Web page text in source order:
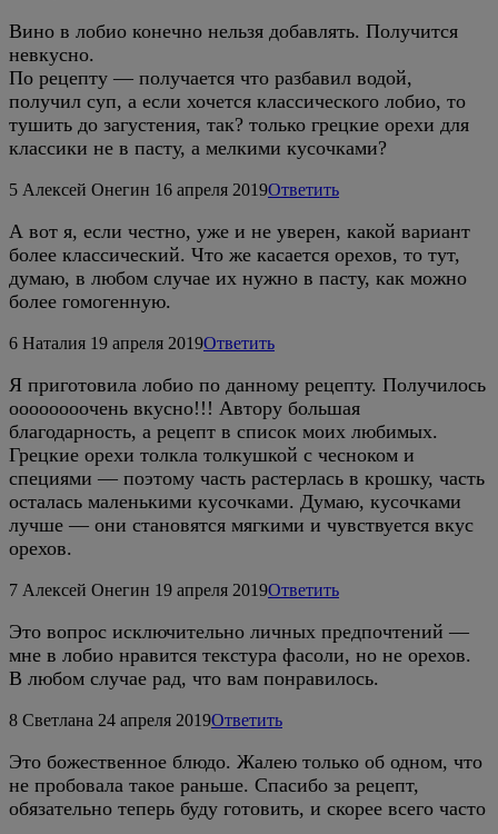
Вино в лобио конечно нельзя добавлять. Получится
невкусно.
По рецепту — получается что разбавил водой,
получил суп, а если хочется классического лобио, то
тушить до загустения, так? только грецкие орехи для
классики не в пасту, а мелкими кусочками?
5 Алексей Онегин 16 апреля 2019Ответить
А вот я, если честно, уже и не уверен, какой вариант
более классический. Что же касается орехов, то тут,
думаю, в любом случае их нужно в пасту, как можно
более гомогенную.
6 Наталия 19 апреля 2019Ответить
Я приготовила лобио по данному рецепту. Получилось
оооооооочень вкусно!!! Автору большая
благодарность, а рецепт в список моих любимых.
Грецкие орехи толкла толкушкой с чесноком и
специями — поэтому часть растерлась в крошку, часть
осталась маленькими кусочками. Думаю, кусочками
лучше — они становятся мягкими и чувствуется вкус
орехов.
7 Алексей Онегин 19 апреля 2019Ответить
Это вопрос исключительно личных предпочтений —
мне в лобио нравится текстура фасоли, но не орехов.
В любом случае рад, что вам понравилось.
8 Светлана 24 апреля 2019Ответить
Это божественное блюдо. Жалею только об одном, что
не пробовала такое раньше. Спасибо за рецепт,
обязательно теперь буду готовить, и скорее всего часто